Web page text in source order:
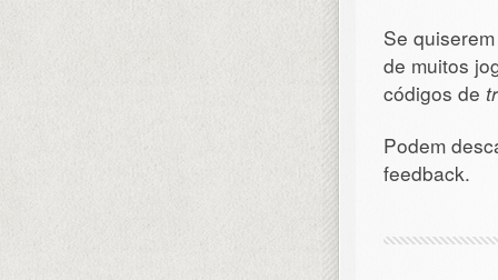
Se
de muitos
códigos de
Podem
feedback.